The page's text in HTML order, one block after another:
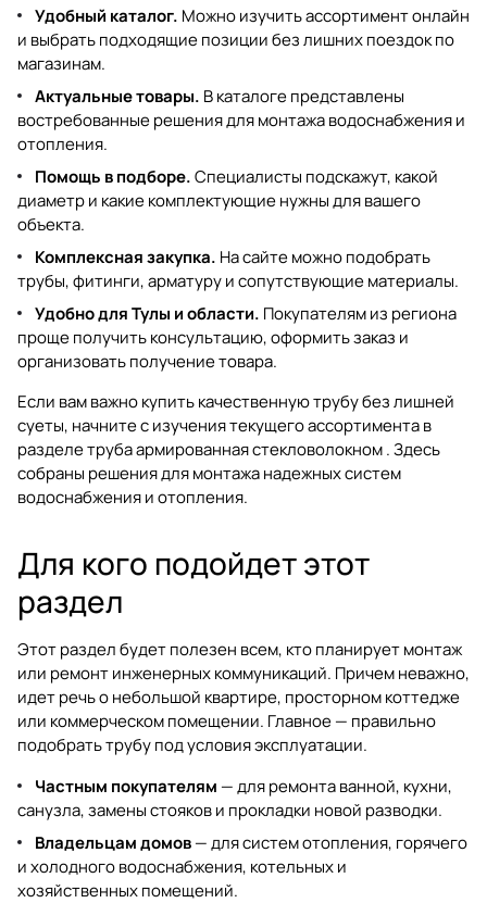
Удобный каталог. Можно изучить ассортимент онлайн
и выбрать подходящие позиции без лишних поездок по
магазинам.
Актуальные товары. В каталоге представлены
востребованные решения для монтажа водоснабжения и
отопления.
Помощь в подборе.Специалисты подскажут, какой
диаметр и какие комплектующие нужны для вашего
объекта.
Комплексная закупка. На сайте можно подобрать
трубы, фитинги, арматуру и сопутствующие материалы.
Удобно для Тулы и области. Покупателям из региона
проще получить консультацию, оформить заказ и
организовать получение товара.
Если вам важно купить качественную трубу без лишней
суеты, начните с изучения текущего ассортимента в
разделетруба армированная стекловолокном. Здесь
собраны решения для монтажа надежных систем
водоснабжения и отопления.
Для кого подойдет этот
раздел
Этот раздел будет полезен всем, кто планирует монтаж
или ремонт инженерных коммуникаций. Причем неважно,
идет речь о небольшой квартире, просторном коттедже
или коммерческом помещении. Главное — правильно
подобрать трубу под условия эксплуатации.
Частным покупателям — для ремонта ванной, кухни,
санузла, замены стояков и прокладки новой разводки.
Владельцам домов— для систем отопления, горячего
и холодного водоснабжения, котельных и
хозяйственных помещений.